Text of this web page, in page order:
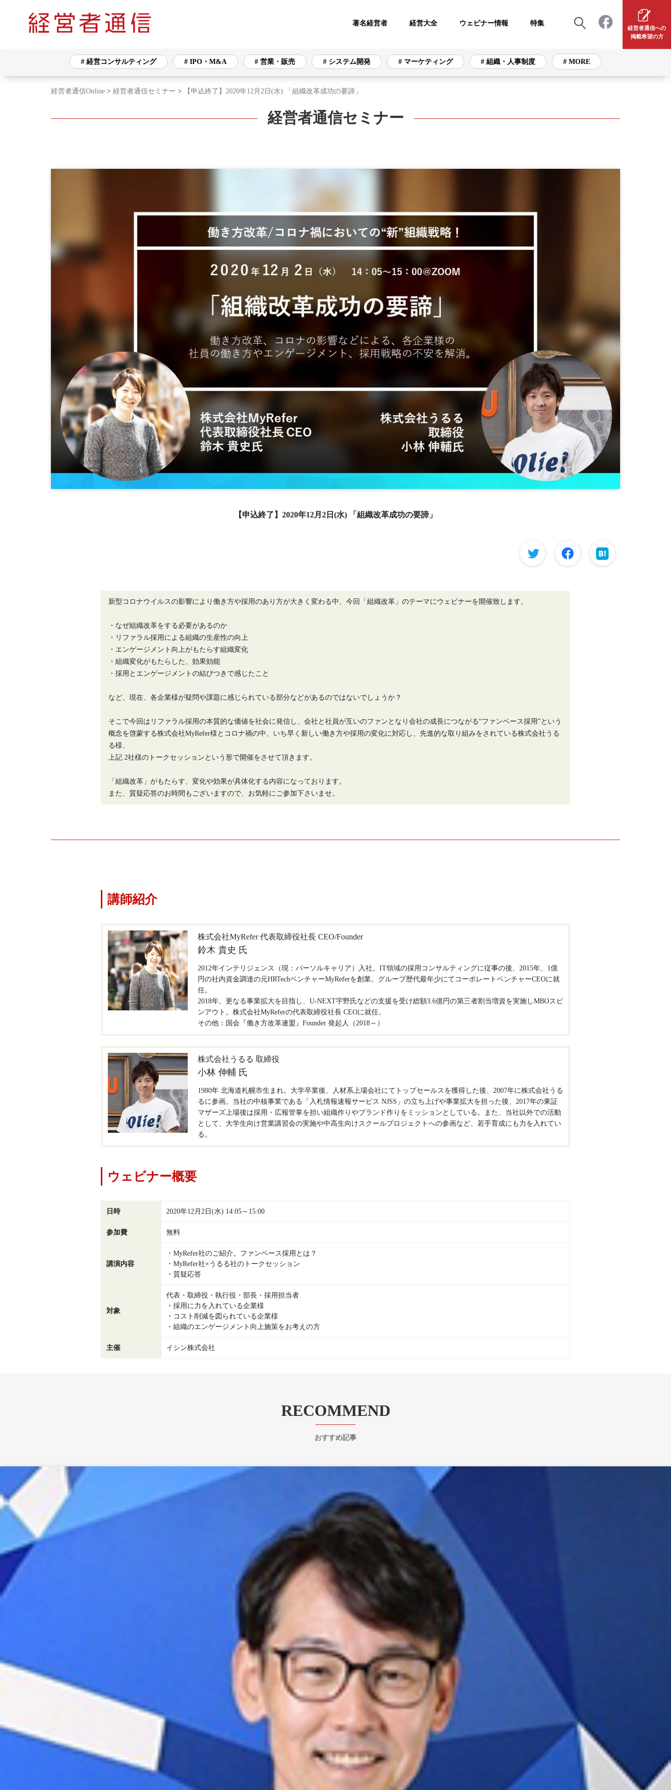
経営者通信への
掲載希望の方
著名経営者 経営大全 ウェビナー情報 特集
# 経営コンサルティング # IPO・M&A # 営業・販売 # システム開発 # マーケティング # 組織・人事制度 # MORE
# 営業・販売 # システム開発
経営者通信Online > 経営者通信セミナー > 【申込終了】2020年12月2日(水) 「組織改革成功の要諦」
経営者通信セミナー
【申込終了】2020年12月2日(水) 「組織改革成功の要諦」
新型コロナウイルスの影響により働き方や採用のあり方が大きく変わる中、今回「組織改革」のテーマにウェビナーを開催致します。
・なぜ組織改革をする必要があるのか
・リファラル採用による組織の生産性の向上
・エンゲージメント向上がもたらす組織変化
・組織変化がもたらした、効果効能
・採用とエンゲージメントの結びつきで感じたこと
など、現在、各企業様が疑問や課題に感じられている部分などがあるのではないでしょうか？
そこで今回はリファラル採用の本質的な価値を社会に発信し、会社と社員が互いのファンとなり会社の成長につながる“ファンベース採用”という
概念を啓蒙する株式会社MyRefer様とコロナ禍の中、いち早く新しい働き方や採用の変化に対応し、先進的な取り組みをされている株式会社うる
る様、
上記 2社様のトークセッションという形で開催をさせて頂きます。
「組織改革」がもたらす、変化や効果が具体化する内容になっております。
また、質疑応答のお時間もございますので、お気軽にご参加下さいませ。
講師紹介
株式会社MyRefer 代表取締役社長 CEO/Founder
鈴木 貴史 氏
2012年インテリジェンス（現：パーソルキャリア）入社。IT領域の採用コンサルティングに従事の後、2015年、1億
円の社内資金調達の元HRTechベンチャーMyReferを創業。グループ歴代最年少にてコーポレートベンチャーCEOに就
任。
2018年、更なる事業拡大を目指し、U-NEXT宇野氏などの支援を受け総額3.6億円の第三者割当増資を実施しMBOスピ
ンアウト。株式会社MyReferの代表取締役社長 CEOに就任。
その他：国会『働き方改革連盟』Founder 発起人（2018～）
株式会社うるる 取締役
小林 伸輔 氏
1980年 北海道札幌市生まれ。大学卒業後、人材系上場会社にてトップセールスを獲得した後、2007年に株式会社うる
るに参画。当社の中核事業である「入札情報速報サービス NJSS」の立ち上げや事業拡大を担った後、2017年の東証
マザーズ上場後は採用・広報管掌を担い組織作りやブランド作りをミッションとしている。また、当社以外での活動
として、大学生向け営業講習会の実施や中高生向けスクールプロジェクトへの参画など、若手育成にも力を入れてい
る。
ウェビナー概要
日時 2020年12月2日(水) 14:05～15:00
参加費 無料
講演内容
・MyRefer社のご紹介。ファンベース採用とは？
・MyRefer社×うるる社のトークセッション
・質疑応答
対象
代表・取締役・執行役・部長・採用担当者
・採用に力を入れている企業様
・コスト削減を図られている企業様
・組織のエンゲージメント向上施策をお考えの方
主催 イシン株式会社
RECOMMEND
おすすめ記事